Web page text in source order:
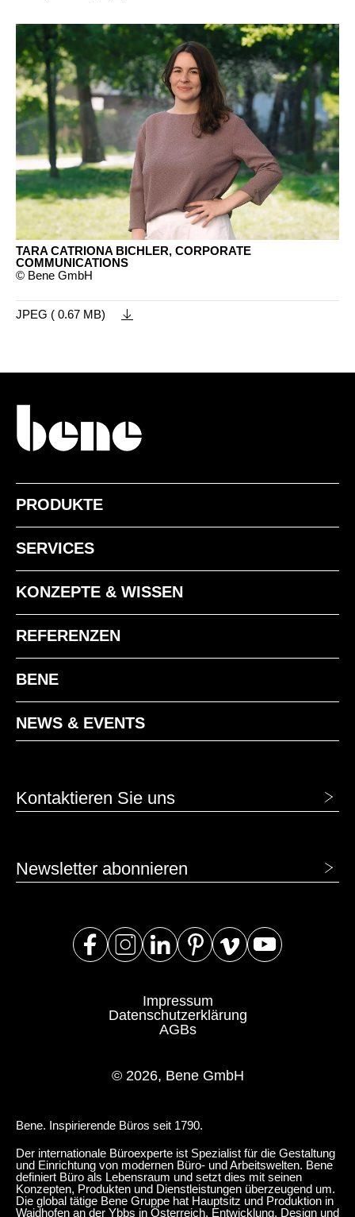
TARA CATRIONA BICHLER, CORPORATE
COMMUNICATIONS
© Bene GmbH
JPEG ( 0.67 MB)
PRODUKTE
SERVICES
KONZEPTE & WISSEN
REFERENZEN
BENE
NEWS & EVENTS
Kontaktieren Sie uns
Newsletter abonnieren
© 2026, Bene GmbH
Impressum
Datenschutzerklärung
AGBs
Bene. Inspirierende Büros seit 1790.
Der internationale Büroexperte ist Spezialist für die Gestaltung
und Einrichtung von modernen Büro- und Arbeitswelten. Bene
definiert Büro als Lebensraum und setzt dies mit seinen
Konzepten, Produkten und Dienstleistungen überzeugend um.
Die global tätige Bene Gruppe hat Hauptsitz und Produktion in
Waidhofen an der Ybbs in Österreich. Entwicklung, Design und